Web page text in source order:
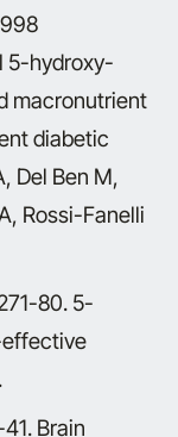
5-hydroxy-
macronutrient
diabetic
Del Ben M,
Rossi-Fanelli
80. 5-
Brain